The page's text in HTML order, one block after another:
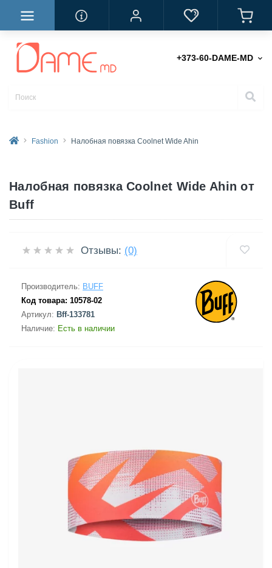
+373-60-DAME-MD
Fashion Налобная повязка Coolnet Wide Ahin
Налобная повязка Coolnet Wide Ahin от
Buff
Отзывы: (0)
Производитель: BUFF
Код товара: 10578-02
Артикул: Bff-133781
Наличие: Есть в наличии